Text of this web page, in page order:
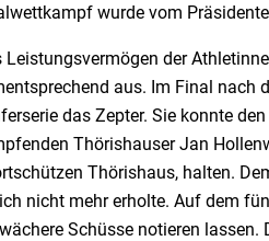
wurde vom
Leistungsvermögen der
aus. Im Final nach
das Zepter. Sie konnte
Thörishauser Jan
Thörishaus, halten.
nicht mehr erholte. Auf dem
Schüsse notieren lassen.